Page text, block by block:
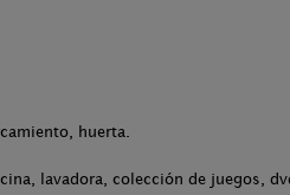
huerta.
lavadora, colección de juegos,